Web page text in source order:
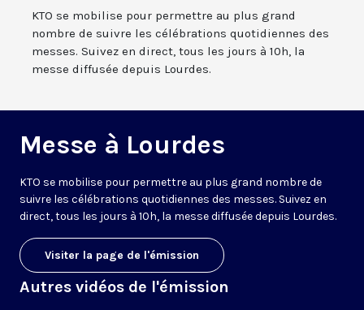
KTO se mobilise pour permettre au plus grand
nombre de suivre les célébrations quotidiennes des
messes. Suivez en direct, tous les jours à 10h, la
messe diffusée depuis Lourdes.
Messe à Lourdes
KTO se mobilise pour permettre au plus grand nombre de
suivre les célébrations quotidiennes des messes. Suivez en
direct, tous les jours à 10h, la messe diffusée depuis Lourdes.
Visiter la page de l'émission
Autres vidéos de l'émission